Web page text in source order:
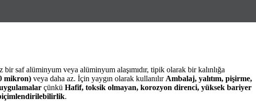
bir saf alüminyum veya alüminyum alaşımıdır, tipik olarak bir kalınlığa
mikron) veya daha az. İçin yaygın olarak kullanılır Ambalaj, yalıtım, pişirme,
çünkü Hafif, toksik olmayan, korozyon direnci, yüksek bariyer
.